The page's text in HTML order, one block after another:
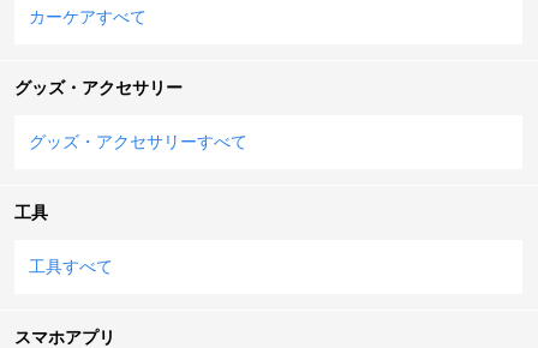
カーケアすべて
グッズ・アクセサリー
グッズ・アクセサリーすべて
工具
工具すべて
スマホアプリ